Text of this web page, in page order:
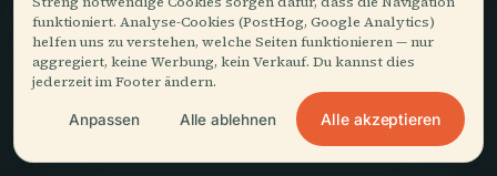
UNTERNEHMEN
Über uns
Mission
HILFE
App-Fehlerbehebung
Kontakt
funktioniert. Analyse-Cookies (PostHog, Google Analytics)
helfen uns zu verstehen, welche Seiten funktionieren — nur
aggregiert, keine Werbung, kein Verkauf. Du kannst dies
jederzeit im Footer ändern.
Anpassen Alle ablehnen Alle akzeptieren